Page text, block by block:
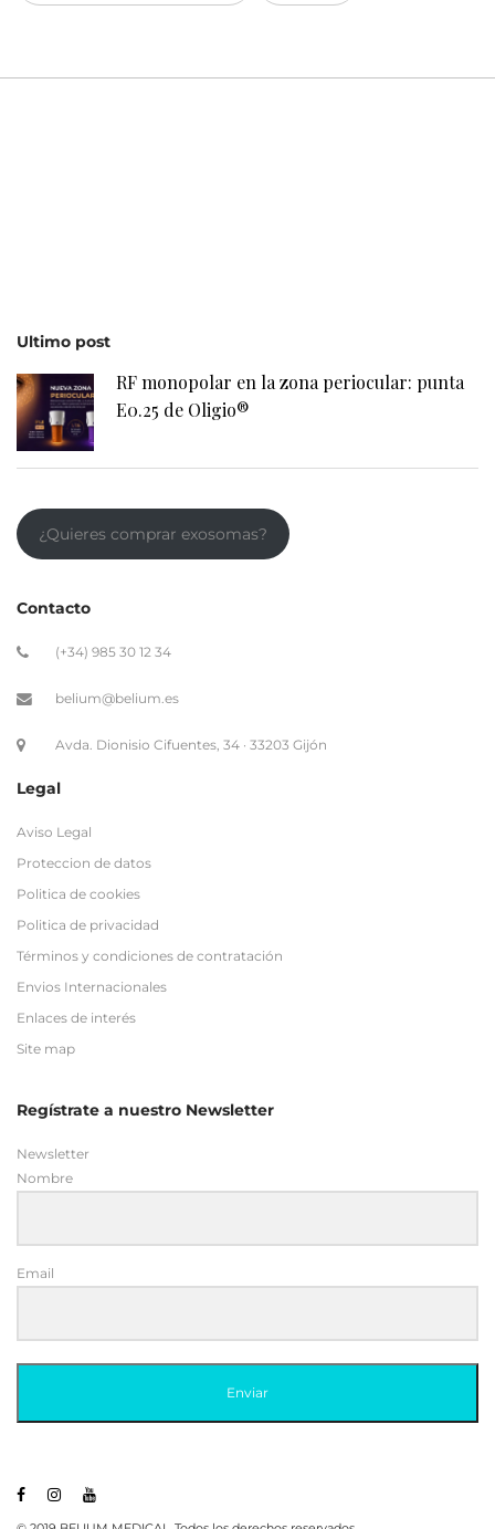
Ultimo post
RF monopolar en la zona periocular: punta
E0.25 de Oligio®
¿Quieres comprar exosomas?
Contacto
(+34) 985 30 12 34
belium@belium.es
Avda. Dionisio Cifuentes, 34 · 33203 Gijón
Legal
Aviso Legal
Proteccion de datos
Politica de cookies
Politica de privacidad
Términos y condiciones de contratación
Envios Internacionales
Enlaces de interés
Site map
Regístrate a nuestro Newsletter
Newsletter
Nombre
Email
Enviar